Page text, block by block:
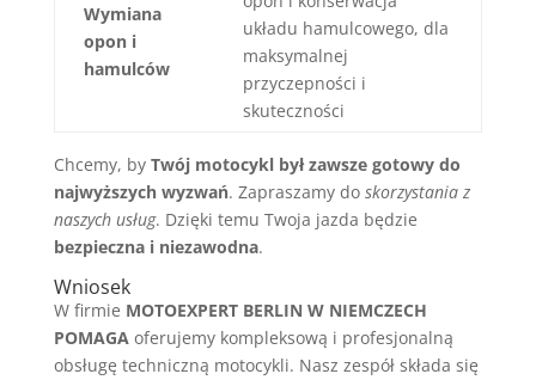
Wymiana
opon i
hamulców
układu hamulcowego, dla
maksymalnej
przyczepności i
skuteczności
Chcemy, by Twój motocykl był zawsze gotowy do
najwyższych wyzwań. Zapraszamy do skorzystania z
naszych usług. Dzięki temu Twoja jazda będzie
bezpieczna i niezawodna.
Wniosek
W firmie MOTOEXPERT BERLIN W NIEMCZECH
POMAGAoferujemy kompleksową i profesjonalną
obsługę techniczną motocykli. Nasz zespół składa się